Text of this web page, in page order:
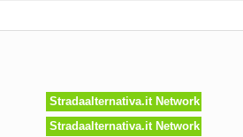
Stradaalternativa.it Network
Stradaalternativa.it Network